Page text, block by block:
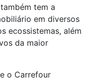
tem a
em diversos
ecossistemas, além
da maior
o Carrefour